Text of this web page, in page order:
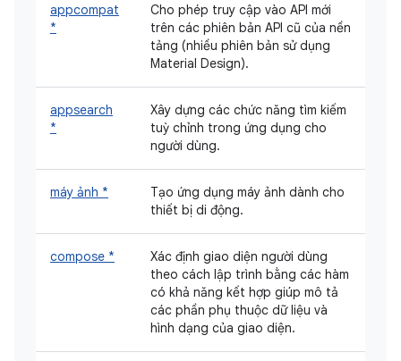
appcompat
*
Cho phép truy cập vào API mới
trên các phiên bản API cũ của nền
tảng (nhiều phiên bản sử dụng
Material Design).
appsearch
*
Xây dựng các chức năng tìm kiếm
tuỳ chỉnh trong ứng dụng cho
người dùng.
máy ảnh *
Tạo ứng dụng máy ảnh dành cho
thiết bị di động.
compose *
Xác định giao diện người dùng
theo cách lập trình bằng các hàm
có khả năng kết hợp giúp mô tả
các phần phụ thuộc dữ liệu và
hình dạng của giao diện.